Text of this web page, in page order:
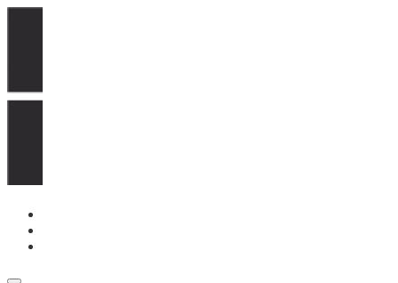
Перейти
содержимому